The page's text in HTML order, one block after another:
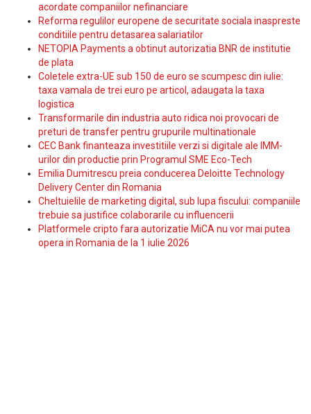
acordate companiilor nefinanciare
Reforma regulilor europene de securitate sociala inaspreste
conditiile pentru detasarea salariatilor
NETOPIA Payments a obtinut autorizatia BNR de institutie
de plata
Coletele extra-UE sub 150 de euro se scumpesc din iulie:
taxa vamala de trei euro pe articol, adaugata la taxa
logistica
Transformarile din industria auto ridica noi provocari de
preturi de transfer pentru grupurile multinationale
CEC Bank finanteaza investitiile verzi si digitale ale IMM-
urilor din productie prin Programul SME Eco-Tech
Emilia Dumitrescu preia conducerea Deloitte Technology
Delivery Center din Romania
Cheltuielile de marketing digital, sub lupa fiscului: companiile
trebuie sa justifice colaborarile cu influencerii
Platformele cripto fara autorizatie MiCA nu vor mai putea
opera in Romania de la 1 iulie 2026